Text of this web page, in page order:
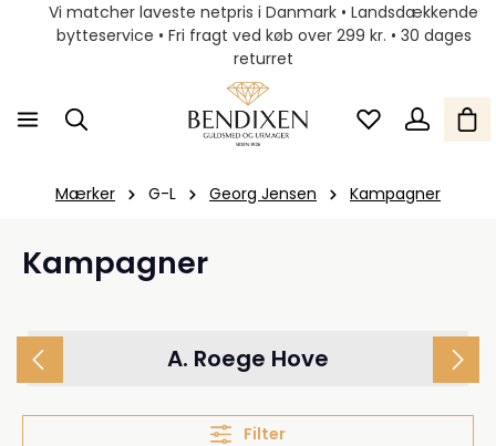
Vi matcher laveste netpris i Danmark • Landsdækkende
bytteservice • Fri fragt ved køb over 299 kr. • 30 dages
returret
Mærker G-L Georg Jensen Kampagner
Kampagner
A. Roege Hove
Filter